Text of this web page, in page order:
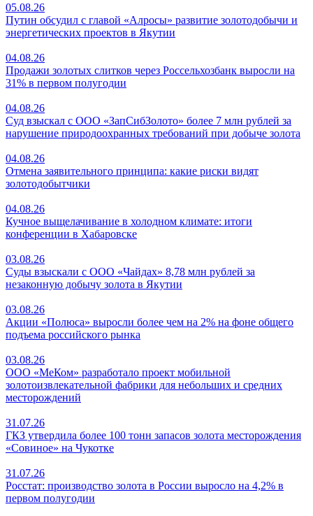
05.08.26
Путин обсудил с главой «Алросы» развитие золотодобычи и
энергетических проектов в Якутии
04.08.26
Продажи золотых слитков через Россельхозбанк выросли на
31% в первом полугодии
04.08.26
Суд взыскал с ООО «ЗапСибЗолото» более 7 млн рублей за
нарушение природоохранных требований при добыче золота
04.08.26
Отмена заявительного принципа: какие риски видят
золотодобытчики
04.08.26
Кучное выщелачивание в холодном климате: итоги
конференции в Хабаровске
03.08.26
Суды взыскали с ООО «Чайдах» 8,78 млн рублей за
незаконную добычу золота в Якутии
03.08.26
Акции «Полюса» выросли более чем на 2% на фоне общего
подъема российского рынка
03.08.26
ООО «МеКом» разработало проект мобильной
золотоизвлекательной фабрики для небольших и средних
месторождений
31.07.26
ГКЗ утвердила более 100 тонн запасов золота месторождения
«Совиное» на Чукотке
31.07.26
Росстат: производство золота в России выросло на 4,2% в
первом полугодии